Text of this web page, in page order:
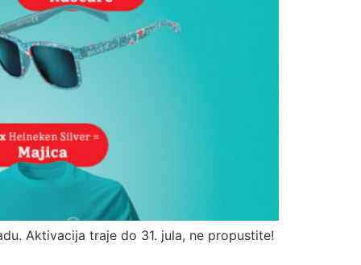
Aktivacija traje do 31. jula, ne propustite!